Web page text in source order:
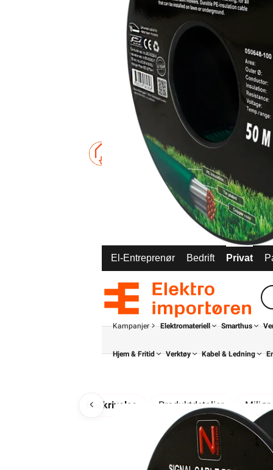
El-Entreprenør Bedrift Privat
Kampanjer Elektromateriell Smarthus
Hjem & Fritid Verktøy Kabel & Ledning
Beskrivelse Produktdetaljer